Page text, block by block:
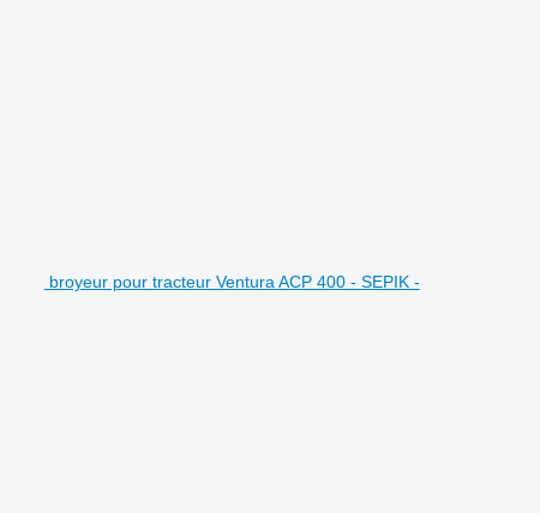
broyeur pour tracteur Ventura ACP 400 - SEPIK -